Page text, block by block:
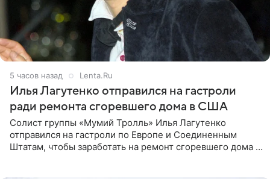
5 часов назад Lenta.Ru
Илья Лагутенко отправился на гастроли
ради ремонта сгоревшего дома в США
Солист группы «Мумий Тролль» Илья Лагутенко
отправился на гастроли по Европе и Соединенным
Штатам, чтобы заработать на ремонт сгоревшего дома в